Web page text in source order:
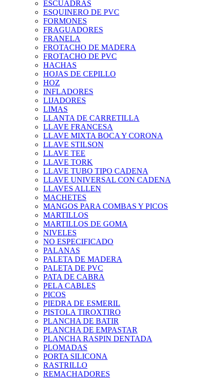
ESCUADRAS
ESQUINERO DE PVC
FORMONES
FRAGUADORES
FRANELA
FROTACHO DE MADERA
FROTACHO DE PVC
HACHAS
HOJAS DE CEPILLO
HOZ
INFLADORES
LIJADORES
LIMAS
LLANTA DE CARRETILLA
LLAVE FRANCESA
LLAVE MIXTA BOCA Y CORONA
LLAVE STILSON
LLAVE TEE
LLAVE TORK
LLAVE TUBO TIPO CADENA
LLAVE UNIVERSAL CON CADENA
LLAVES ALLEN
MACHETES
MANGOS PARA COMBAS Y PICOS
MARTILLOS
MARTILLOS DE GOMA
NIVELES
NO ESPECIFICADO
PALANAS
PALETA DE MADERA
PALETA DE PVC
PATA DE CABRA
PELA CABLES
PICOS
PIEDRA DE ESMERIL
PISTOLA TIROXTIRO
PLANCHA DE BATIR
PLANCHA DE EMPASTAR
PLANCHA RASPIN DENTADA
PLOMADAS
PORTA SILICONA
RASTRILLO
REMACHADORES